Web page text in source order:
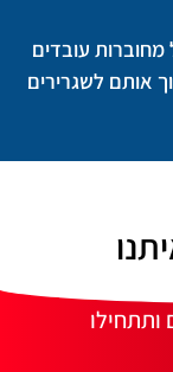
עובדים
אותם לשגרירים